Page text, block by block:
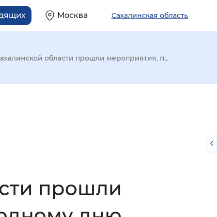
Москва Сахалинская область
области прошли мероприятия, п...
прошли